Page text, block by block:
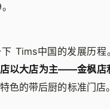
下 Tims中国的发展历
以大店为主——金枫店
色的带后厨的标准门店。